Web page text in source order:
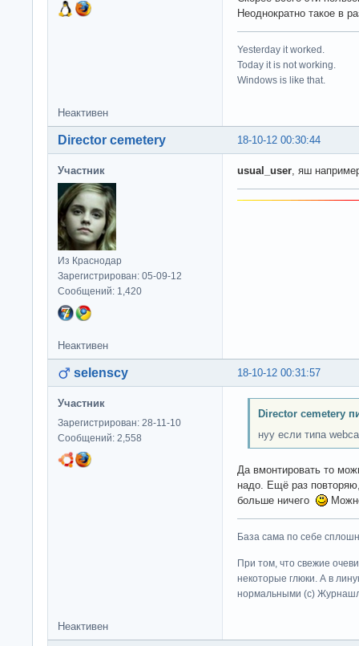
Неоднократно такое в
Yesterday it worked.
Today it is not working.
Windows is like that.
Неактивен
18-10-12 00:30:44
Director cemetery
Участник
Из Краснодар
Зарегистрирован: 05-09-12
Сообщений: 1,420
usual_user , яш
Неактивен
18-10-12 00:31:57
selenscy
Участник
Зарегистрирован: 28-11-10
Сообщений: 2,558
Director cemetery
нуу если типа
Да вмонтировать то
надо. Ещё раз
больше ничего
База сама по себе
При том, что свежие
некоторые глюки. А в
нормальными (c)
Неактивен